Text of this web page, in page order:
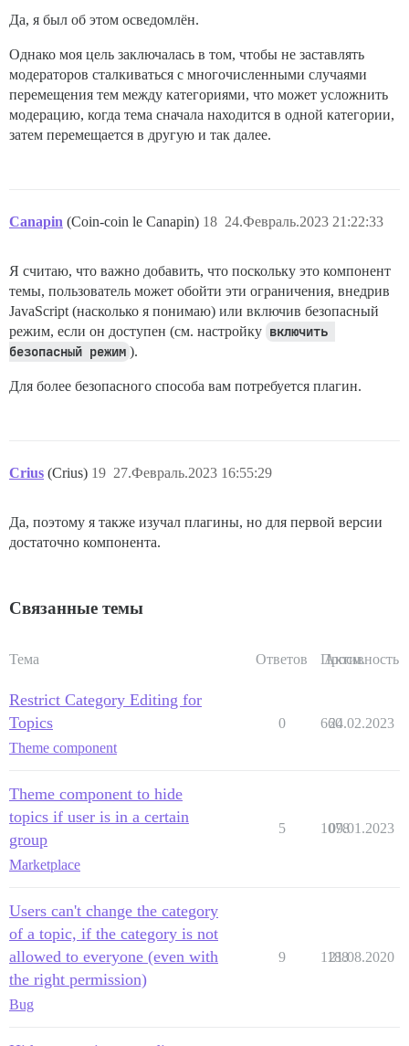
Да, я был об этом осведомлён.
Однако моя цель заключалась в том, чтобы не заставлять
модераторов сталкиваться с многочисленными случаями
перемещения тем между категориями, что может усложнить
модерацию, когда тема сначала находится в одной категории,
затем перемещается в другую и так далее.
Canapin (Coin-coin le Canapin) 24.Февраль.2023 21:22:33
18
Я считаю, что важно добавить, что поскольку это компонент
темы, пользователь может обойти эти ограничения, внедрив
JavaScript (насколько я понимаю) или включив безопасный
режим, если он доступен (см. настройку включить
безопасный режим ).
Для более безопасного способа вам потребуется плагин.
Crius (Crius) 27.Февраль.2023 16:55:29
19
Да, поэтому я также изучал плагины, но для первой версии
достаточно компонента.
Связанные темы
Тема Ответов Просм.
Активность
Restrict Category Editing for
Topics
Theme component
0 660
24.02.2023
Theme component to hide
topics if user is in a certain
group
Marketplace
5 1078
09.01.2023
Users can't change the category
of a topic, if the category is not
allowed to everyone (even with
the right permission)
Bug
9 1188
21.08.2020